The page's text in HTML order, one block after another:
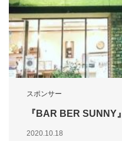
スポンサー
『BAR BER SUNNY』
2020.10.18